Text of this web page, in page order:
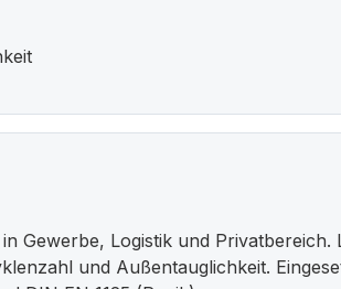
Gewerbe, Logistik und
und Außentauglichkeit.